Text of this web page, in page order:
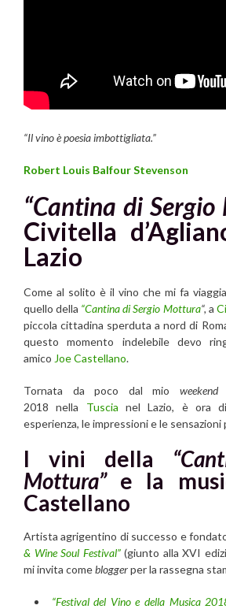
“Il vino è poesia imbottigliata.”
Robert Louis Balfour Stevenson
“Cantina di
Civitella
Lazio
Come al solito è il vino che mi fa
quello della “Cantina di Sergio Mottura“, a
piccola cittadina sperduta a nord di
questo momento indelebile devo
amico Joe Castellano.
Tornata da poco dal mio weekend
2018nella Tuscia nel Lazio, è ora
esperienza, le impressioni e le sensazioni
I vini della
Mottura”e la
Castellano
Artista agrigentino di successo e
& Wine Soul Festival”(giunto alla XVI
mi invita comebloggerper la rassegna
“Festival del Vino e della Musica